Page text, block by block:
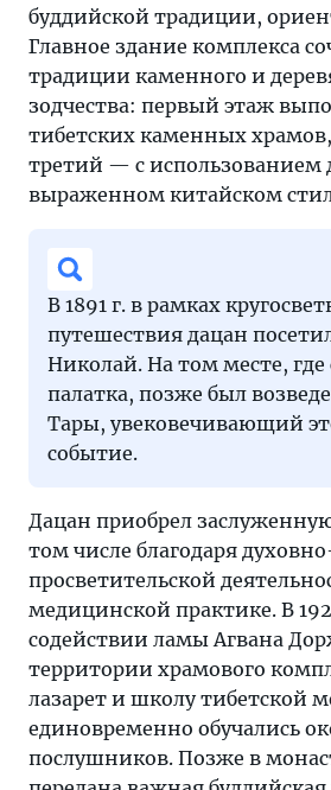
буддийской традиции,
Главное здание комплекса
традиции каменного и
зодчества: первый этаж
тибетских каменных
третий — с использованием
выраженном китайском
В 1891 г. в рамках
путешествия дацан
Николай. На том месте, где
палатка, позже был
Тары, увековечивающий
событие.
Дацан приобрел
том числе благодаря
просветительской
медицинской практике. В
содействии ламы Агвана
территории храмового
лазарет и школу тибетской
единовременно обучались
послушников. Позже в